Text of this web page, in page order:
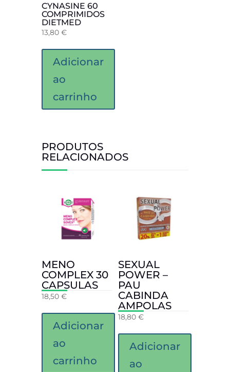
CYNASINE 60
COMPRIMIDOS
DIETMED
13,80 €
Adicionar
ao
carrinho
PRODUTOS
RELACIONADOS
MENO
COMPLEX 30
CAPSULAS
18,50 €
Adicionar
ao
carrinho
SEXUAL
POWER –
PAU
CABINDA
AMPOLAS
18,80 €
Adicionar
ao